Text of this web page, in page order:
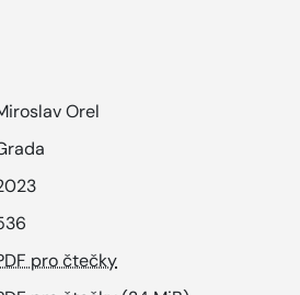
Orel
pro čtečky